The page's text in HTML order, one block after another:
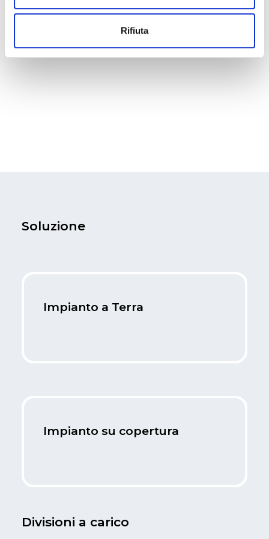
Rifiuta
Soluzione
Impianto a Terra
Impianto su copertura
Divisioni a carico